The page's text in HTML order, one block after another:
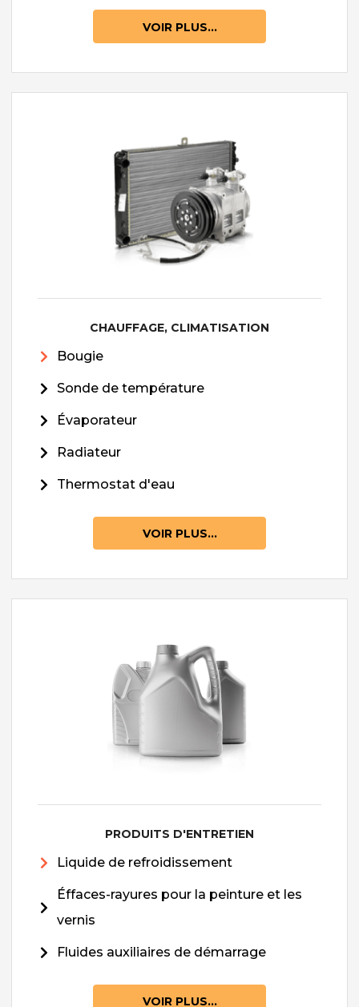
VOIR PLUS...
CHAUFFAGE, CLIMATISATION
Bougie
Sonde de température
Évaporateur
Radiateur
Thermostat d'eau
VOIR PLUS...
PRODUITS D'ENTRETIEN
Liquide de refroidissement
Éffaces-rayures pour la peinture et les
vernis
Fluides auxiliaires de démarrage
VOIR PLUS...